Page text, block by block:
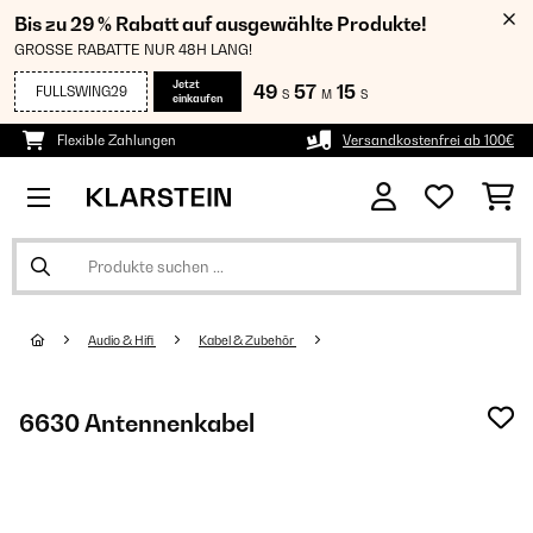
Bis zu 29 % Rabatt auf ausgewählte Produkte!
GROSSE RABATTE NUR 48H LANG!
FULLSWING29
Jetzt
einkaufen
49 S 57 M 13 S
Flexible Zahlungen Versandkostenfrei ab 100€
Audio & Hifi Kabel & Zubehör
6630 Antennenkabel